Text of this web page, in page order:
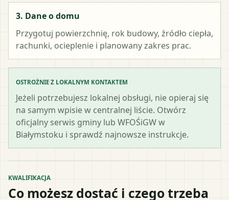
3. Dane o domu
Przygotuj powierzchnię, rok budowy, źródło ciepła,
rachunki, ocieplenie i planowany zakres prac.
OSTROŻNIE Z LOKALNYM KONTAKTEM
Jeżeli potrzebujesz lokalnej obsługi, nie opieraj się
na samym wpisie w centralnej liście. Otwórz
oficjalny serwis gminy lub WFOŚiGW w
Białymstoku i sprawdź najnowsze instrukcje.
KWALIFIKACJA
Co możesz dostać i czego trzeba